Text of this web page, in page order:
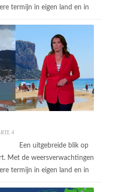
termijn in eigen land en in
RTL 4
Een uitgebreide blik op
Met de weersverwachtingen
termijn in eigen land en in